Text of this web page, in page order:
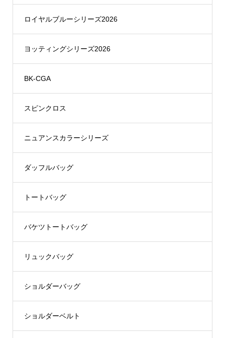
ロイヤルブルーシリーズ2026
ヨッティングシリーズ2026
BK-CGA
スピンクロス
ニュアンスカラーシリーズ
ダッフルバッグ
トートバッグ
バケツトートバッグ
リュックバッグ
ショルダーバッグ
ショルダーベルト